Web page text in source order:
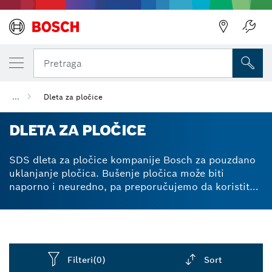
Pretraga
... Dleta za pločice
DLETA ZA PLOČICE
SDS dleta za pločice kompanije Bosch za pouzdano
uklanjanje pločica. Bušenje pločica može biti
naporno i neuredno, pa preporučujemo da koristite
pločice vam pomažu da brzo i lako uklonite zidne i
dleta za pločice su samooštreća, što znači da
zadržavaju oblik i snagu sečenja tokom dugog
Filteri(0) Sort